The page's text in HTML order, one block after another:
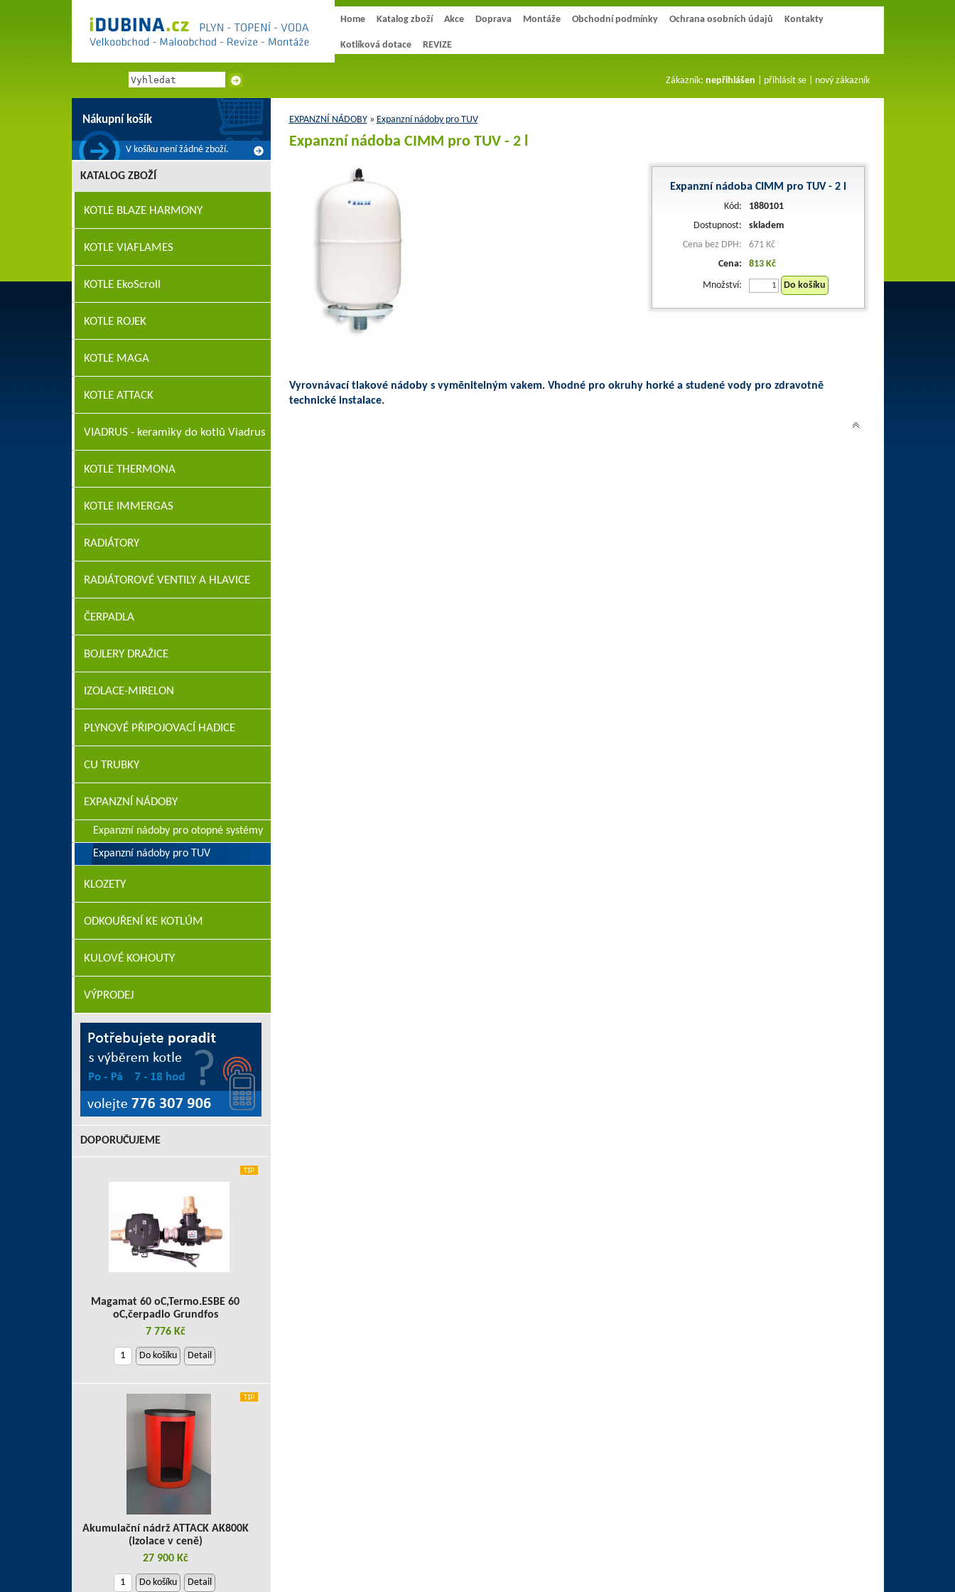
Home Katalog zboží Akce Doprava Montáže Obchodní podmínky Ochrana osobních údajů Kontakty
Kotlíková dotace REVIZE
Zákazník: nepřihlášen přihlásit se| nový zákazník
EXPANZNÍ NÁDOBY» Expanzní nádoby pro TUV
Expanzní nádoba CIMM pro TUV - 2 l
Expanzní nádoba CIMM pro TUV - 2 l
Kód:
1880101
Dostupnost:
skladem
Cena bez DPH:
671 Kč
Cena:
813 Kč
Množství:
Do košíku
Vyrovnávací tlakové nádoby s vyměnitelným vakem. Vhodné pro okruhy horké a studené vody pro zdravotně
technické instalace.
Nákupní košík
V košíku není žádné zboží.
KATALOG ZBOŽÍ
KOTLE BLAZE HARMONY
KOTLE VIAFLAMES
KOTLE EkoScroll
KOTLE ROJEK
KOTLE MAGA
KOTLE ATTACK
VIADRUS - keramiky do kotlů Viadrus
KOTLE THERMONA
KOTLE IMMERGAS
RADIÁTORY
RADIÁTOROVÉ VENTILY A HLAVICE
ČERPADLA
BOJLERY DRAŽICE
IZOLACE-MIRELON
PLYNOVÉ PŘIPOJOVACÍ HADICE
CU TRUBKY
EXPANZNÍ NÁDOBY
Expanzní nádoby pro otopné systémy
Expanzní nádoby pro TUV
KLOZETY
ODKOUŘENÍ KE KOTLÚM
KULOVÉ KOHOUTY
VÝPRODEJ
DOPORUČUJEME
Magamat 60 oC,Termo.ESBE 60
oC,čerpadlo Grundfos
7 776 Kč
Do košíku Detail
Akumulační nádrž ATTACK AK800K
(izolace v ceně)
27 900 Kč
Do košíku Detail